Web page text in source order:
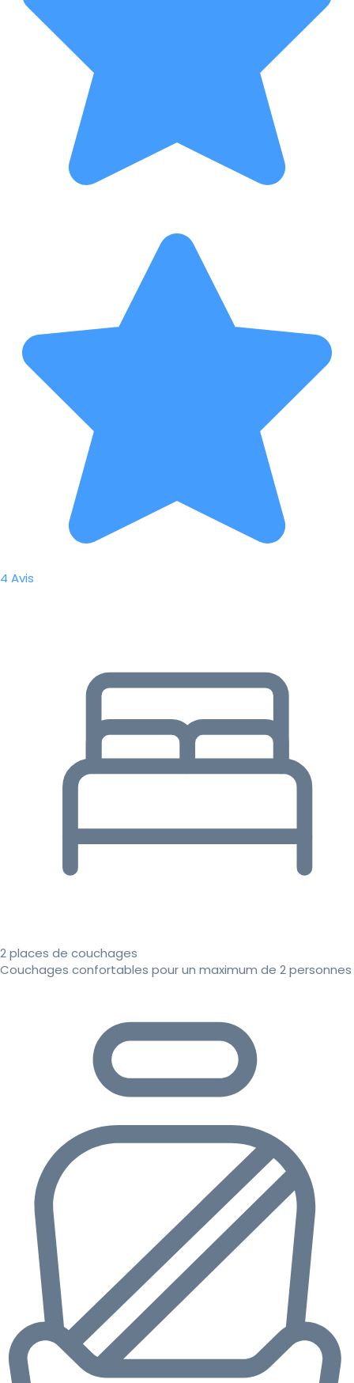
4 Avis
2 places de couchages
Couchages confortables pour un maximum de 2 personnes